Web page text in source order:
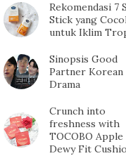
Rekomendasi 7
Stick yang
untuk Iklim
Sinopsis Good
Partner Korean
Drama
Crunch into
freshness with
TOCOBO Apple
Dewy Fit